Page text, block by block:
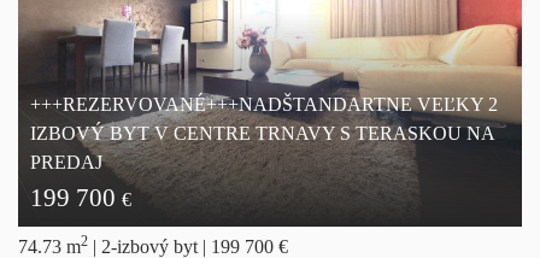
+++REZERVOVANÉ+++NADŠTANDARTNE VEĽKY 2
IZBOVÝ BYT V CENTRE TRNAVY S TERASKOU NA
PREDAJ
199 700 €
74.73 m2 | 2-izbový byt | 199 700 €